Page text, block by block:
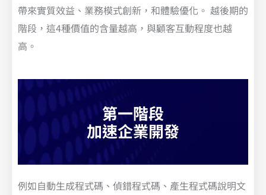
帶來實質效益、業務模式創新，和體驗優化。 越後期的
階段，這4種價值的含量越高，與顧客互動程度也越
高。
第一階段
加速企業開發
例如自動生成程式碼、偵錯程式碼、產生程式碼說明文